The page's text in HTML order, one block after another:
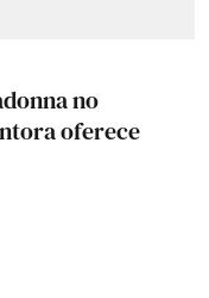
no
oferece